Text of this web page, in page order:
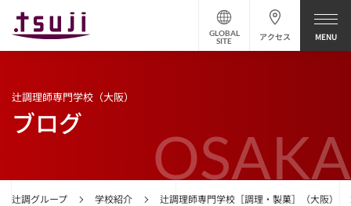
アクセス
GLOBAL
SITE
OSAKA
辻調グループ 学校紹介 辻調理師専門学校［調理・製菓］（大阪）
辻調理師専門学校（大阪）
ブログ